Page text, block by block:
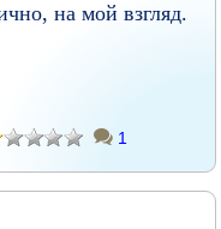
на мой взгляд.
1